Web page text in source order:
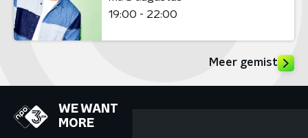
19:00 - 22:00
Meer gemist
WE WANT
MORE